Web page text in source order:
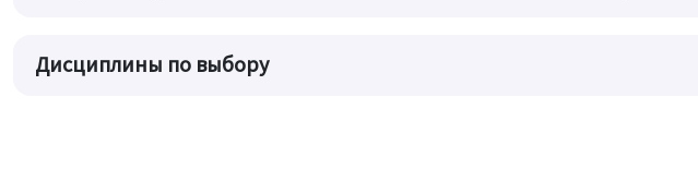
Дисциплины по выбору